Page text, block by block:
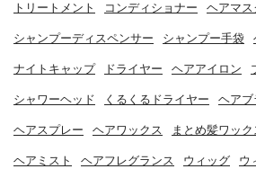
トリートメント コンディショナー ヘアマス
シャンプーディスペンサー シャンプー手袋
ナイトキャップ ドライヤー ヘアアイロン
シャワーヘッド くるくるドライヤー ヘアブ
ヘアスプレー ヘアワックス まとめ髪ワック
ヘアミスト ヘアフレグランス ウィッグ ウ